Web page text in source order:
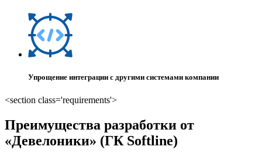
Упрощение интеграции с другими системами компании
<section class='requirements'>
Преимущества разработки от
«Девелоники» (ГК Softline)